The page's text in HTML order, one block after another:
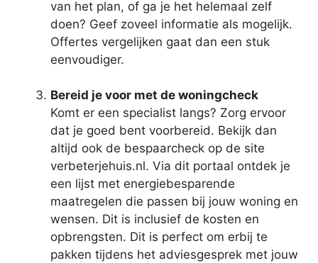
van het plan, of ga je het helemaal zelf
doen? Geef zoveel informatie als mogelijk.
Offertes vergelijken gaat dan een stuk
eenvoudiger.
Bereid je voor met de woningcheck
Komt er een specialist langs? Zorg ervoor
dat je goed bent voorbereid. Bekijk dan
altijd ook de bespaarcheck op de site
verbeterjehuis.nl. Via dit portaal ontdek je
een lijst met energiebesparende
maatregelen die passen bij jouw woning en
wensen. Dit is inclusief de kosten en
opbrengsten. Dit is perfect om erbij te
pakken tijdens het adviesgesprek met jouw